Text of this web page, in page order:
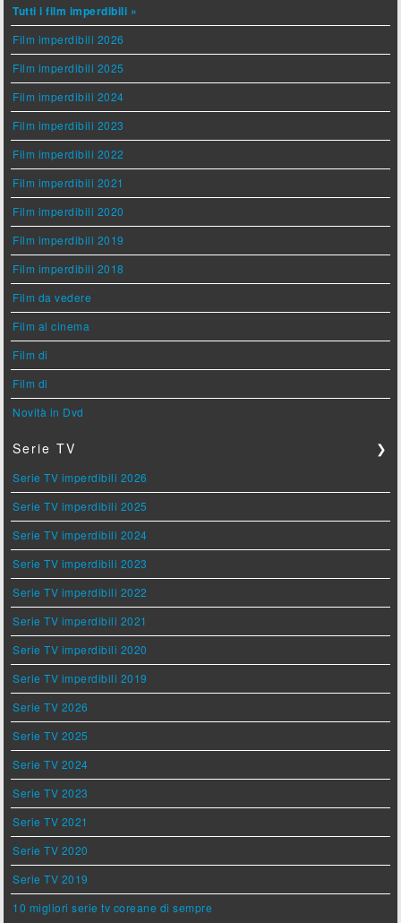
Tutti i film imperdibili »
Film imperdibili 2026
Film imperdibili 2025
Film imperdibili 2024
Film imperdibili 2023
Film imperdibili 2022
Film imperdibili 2021
Film imperdibili 2020
Film imperdibili 2019
Film imperdibili 2018
Film da vedere
Film al cinema
Film di
Film di
Novità in Dvd
Serie TV ❯
Serie TV imperdibili 2026
Serie TV imperdibili 2025
Serie TV imperdibili 2024
Serie TV imperdibili 2023
Serie TV imperdibili 2022
Serie TV imperdibili 2021
Serie TV imperdibili 2020
Serie TV imperdibili 2019
Serie TV 2026
Serie TV 2025
Serie TV 2024
Serie TV 2023
Serie TV 2021
Serie TV 2020
Serie TV 2019
10 migliori serie tv coreane di sempre